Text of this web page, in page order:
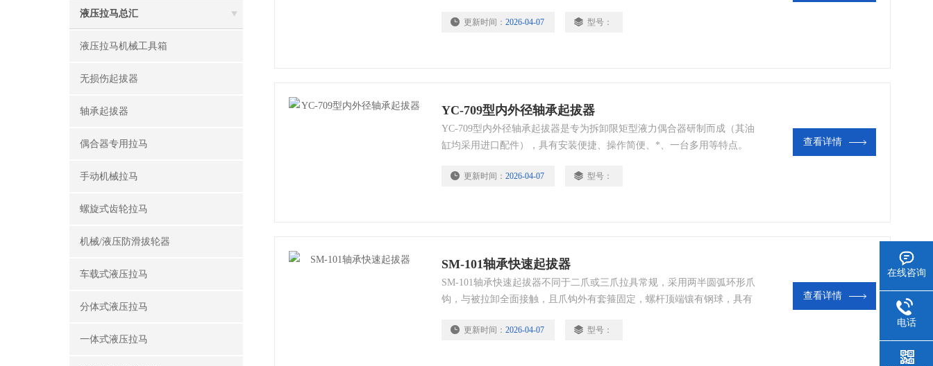
液压拉马总汇
液压拉马机械工具箱
无损伤起拔器
轴承起拔器
偶合器专用拉马
手动机械拉马
螺旋式齿轮拉马
机械/液压防滑拔轮器
车载式液压拉马
分体式液压拉马
一体式液压拉马
送系统中液力偶合器的理想工具。
更新时间： 2026-04-07 型号：
YC-709型内外径轴承起拔器
YC-709型内外径轴承起拔器是专为拆卸限矩型液力偶合器研制而成（其油
缸均采用进口配件），具有安装便捷、操作简便、*、一台多用等特点。
中液力偶合器的理想工具。
更新时间： 2026-04-07 型号：
查看详情
SM-101轴承快速起拔器
SM-101轴承快速起拔器不同于二爪或三爪拉具常规，采用两半圆弧环形爪
钩，与被拉卸全面接触，且爪钩外有套箍固定，螺杆顶端镶有钢球，具有
场合。同时，也可用于外径在其范围内的短圆柱体齿轮、联轴器、皮带轮
更新时间： 2026-04-07 型号：
查看详情
在线咨询
电话